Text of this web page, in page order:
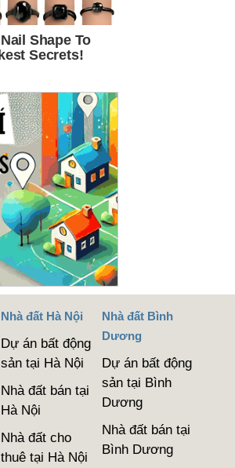
Nhà đất Hà Nội
Dự án bất động
sản tại Hà Nội
Nhà đất bán tại
Hà Nội
Nhà đất cho
thuê tại Hà Nội
Nhà đất Bình
Dương
Dự án bất động
sản tại Bình
Dương
Nhà đất bán tại
Bình Dương